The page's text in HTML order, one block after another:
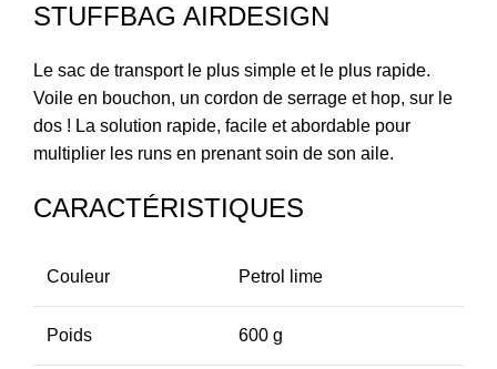
STUFFBAG AIRDESIGN
Le sac de transport le plus simple et le plus rapide.
Voile en bouchon, un cordon de serrage et hop, sur le
dos ! La solution rapide, facile et abordable pour
multiplier les runs en prenant soin de son aile.
CARACTÉRISTIQUES
Couleur Petrol lime
Poids 600 g